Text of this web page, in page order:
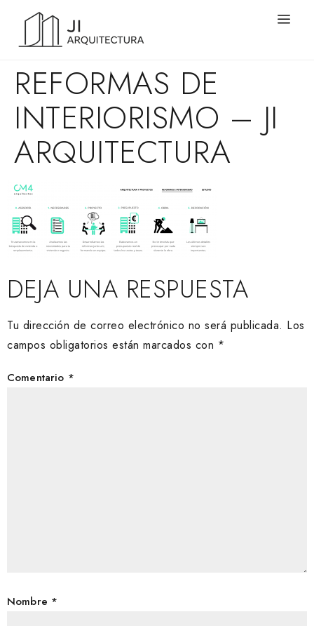
REFORMAS DE
INTERIORISMO – JI
ARQUITECTURA
DEJA UNA RESPUESTA
Tu dirección de correo electrónico no será publicada. Los
campos obligatorios están marcados con *
Comentario *
Nombre *